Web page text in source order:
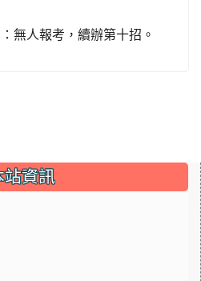
無人報考，續辦第十招。
站資訊